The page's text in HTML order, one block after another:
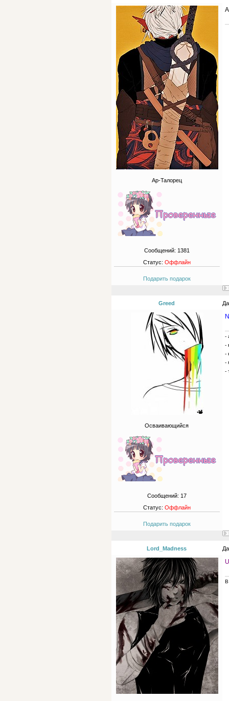
Ар-Талорец
Сообщений: 1381
Статус: Оффлайн
Подарить подарок
Greed
Осваивающийся
Сообщений: 17
Статус: Оффлайн
Подарить подарок
-
-
-
-
-
Lord_Madness
В